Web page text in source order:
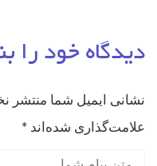
دیدگاه خود را
نشانی ایمیل شما منتشر
علامت‌گذاری شده‌اند *